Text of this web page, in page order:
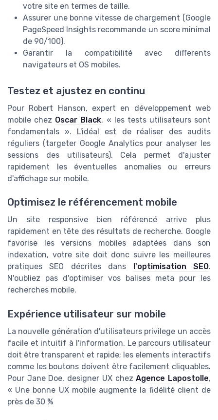
votre site en termes de taille.
Assurer une bonne vitesse de chargement (Google
PageSpeed Insights recommande un score minimal
de 90/100).
Garantir la compatibilité avec differents
navigateurs et OS mobiles.
Testez et ajustez en continu
Pour Robert Hanson, expert en développement web
mobile chez Oscar Black, « les tests utilisateurs sont
fondamentals ». L'idéal est de réaliser des audits
réguliers (targeter Google Analytics pour analyser les
sessions des utilisateurs). Cela permet d'ajuster
rapidement les éventuelles anomalies ou erreurs
d'affichage sur mobile.
Optimisez le référencement mobile
Un site responsive bien référencé arrive plus
rapidement en tête des résultats de recherche. Google
favorise les versions mobiles adaptées dans son
indexation, votre site doit donc suivre les meilleures
pratiques SEO décrites dans
l'optimisation SEO.
N'oubliez pas d'optimiser vos balises meta pour les
recherches mobile.
Expérience utilisateur sur mobile
La nouvelle génération d'utilisateurs privilege un accès
facile et intuitif à l'information. Le parcours utilisateur
doit être transparent et rapide; les elements interactifs
comme les boutons doivent être facilement cliquables.
Pour Jane Doe, designer UX chezAgence Lapostolle,
« Une bonne UX mobile augmente la fidélité client de
près de 30 %